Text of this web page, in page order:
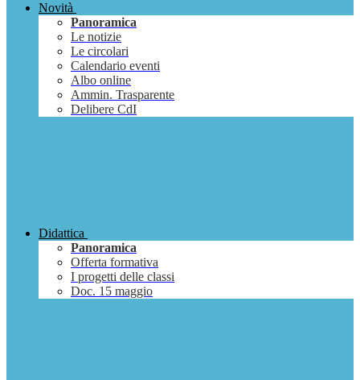
Novità
Panoramica
Le notizie
Le circolari
Calendario eventi
Albo online
Ammin. Trasparente
Delibere CdI
Didattica
Panoramica
Offerta formativa
I progetti delle classi
Doc. 15 maggio